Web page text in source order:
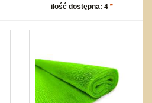
ilość dostępna: 4 *